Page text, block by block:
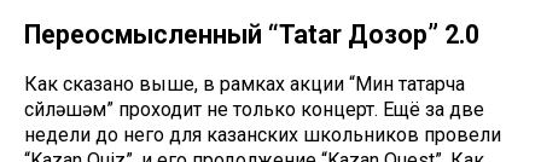
Переосмысленный “Tatar Дозор” 2.0
Как сказано выше, в рамках акции “Мин татарча
сөйләшәм” проходит не только концерт. Ещё за две
недели до него для казанских школьников провели